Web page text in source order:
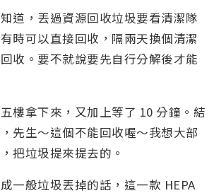
道，丟過資源回收垃圾要看清潔隊
時可以直接回收，隔兩天換個清潔
收。要不就說要先自行分解後才能
樓拿下來，又加上等了 10 分鐘。結
先生～這個不能回收喔～我想大部
把垃圾提來提去的。
一般垃圾丟掉的話，這一款 HEPA